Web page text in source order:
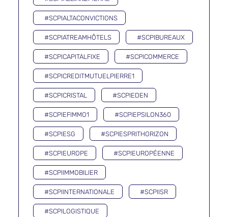
#SCPIALTACONVICTIONS
#SCPIATREAMHÔTELS #SCPIBUREAUX
#SCPICAPITALFIXE #SCPICOMMERCE
#SCPICREDITMUTUELPIERRE1
#SCPICRISTAL #SCPIEDEN
#SCPIEFIMMO1 #SCPIEPSILON360
#SCPIESG #SCPIESPRITHORIZON
#SCPIEUROPE #SCPIEUROPÉENNE
#SCPIIMMOBILIER
#SCPIINTERNATIONALE #SCPIISR
#SCPILOGISTIQUE